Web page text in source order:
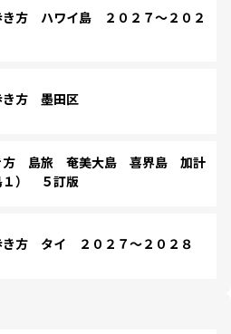
方 ハワイ島 ２０２７～２０２
き方 墨田区
方 島旅 奄美大島 喜界島 加計
１） ５訂版
方 タイ ２０２７～２０２８